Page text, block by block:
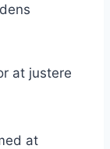
at justere
at